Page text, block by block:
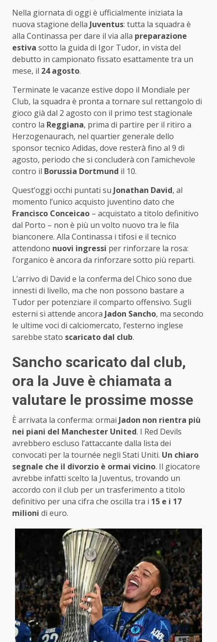
Nella giornata di oggi è ufficialmente iniziata la
nuova stagione della Juventus: tutta la squadra è
alla Continassa per dare il via alla preparazione
estiva sotto la guida di Igor Tudor, in vista del
debutto in campionato fissato esattamente tra un
mese, il 24 agosto.
Terminate le vacanze estive dopo il Mondiale per
Club, la squadra è pronta a tornare sul rettangolo di
gioco già dal 2 agosto con il primo test stagionale
contro la Reggiana, prima di partire per il ritiro a
Herzogenaurach, nel quartier generale dello
sponsor tecnico Adidas, dove resterà fino al 9 di
agosto, periodo che si concluderà con l’amichevole
contro il Borussia Dortmund il 10.
Quest’oggi occhi puntati su Jonathan David, al
momento l’unico acquisto juventino dato che
Francisco Conceicao – acquistato a titolo definitivo
dal Porto – non è più un volto nuovo tra le fila
bianconere. Alla Continassa i tifosi e il tecnico
attendono nuovi ingressi per rinforzare la rosa:
l’organico è ancora da rinforzare sotto più reparti.
L’arrivo di David e la conferma del Chico sono due
innesti di livello, ma che non possono bastare a
Tudor per potenziare il comparto offensivo. Sugli
esterni si attende ancora Jadon Sancho, ma secondo
le ultime voci di calciomercato, l’esterno inglese
sarebbe stato scaricato dal club.
Sancho scaricato dal club,
ora la Juve è chiamata a
valutare le prossime mosse
È arrivata la conferma: ormai Jadon non rientra più
nei piani del Manchester United. I Red Devils
avrebbero escluso l’attaccante dalla lista dei
convocati per la tournée negli Stati Uniti. Un chiaro
segnale che il divorzio è ormai vicino. Il giocatore
avrebbe infatti scelto la Juventus, trovando un
accordo con il club per un trasferimento a titolo
definitivo per una cifra che oscilla tra i 15 e i 17
milioni di euro.